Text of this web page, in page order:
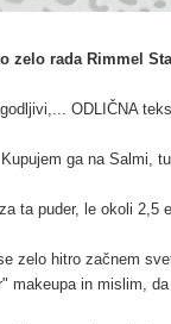
zelo rada Rimmel
ODLIČNA
Kupujem ga na Salmi,
ta puder, le okoli 2,5
zelo hitro začnem
makeupa in mislim,